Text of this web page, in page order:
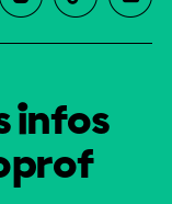
infos